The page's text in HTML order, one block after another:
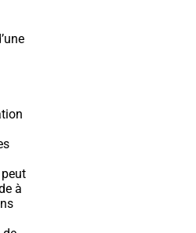
à